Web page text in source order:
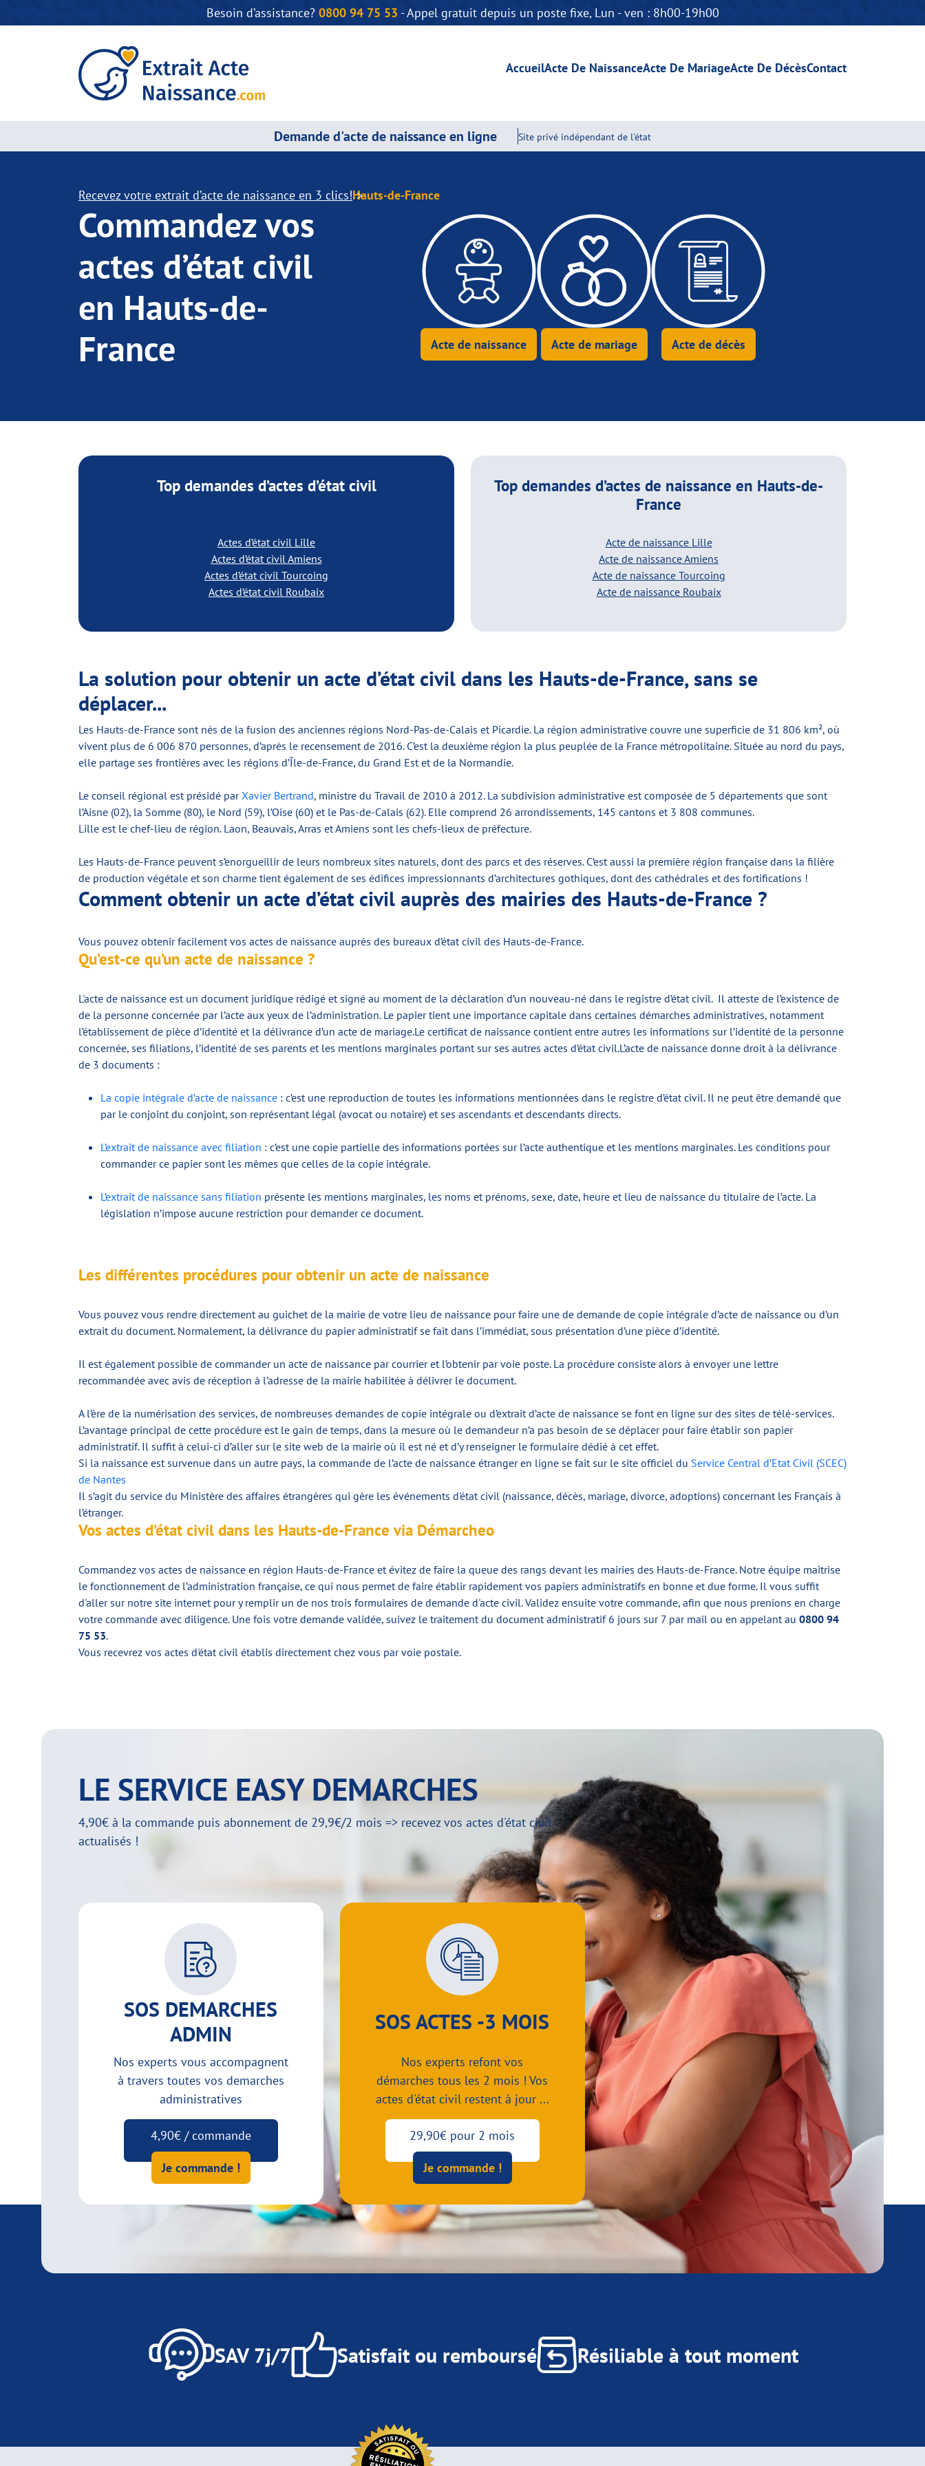
Besoin d’assistance? 0800 94 75 53 - Appel gratuit depuis un poste fixe, Lun - ven : 8h00-19h00
AccueilActe De NaissanceActe De MariageActe De DécèsContact
Demande d'acte de naissance en ligne Site privé indépendant de l'état
Recevez votre extrait d’acte de naissance en 3 clics!Hauts-de-France
Commandez vos
actes d’état civil
en Hauts-de-
France
Acte de naissance Acte de mariage Acte de décès
Top demandes d’actes d’état civil
Actes d’état civil Lille
Actes d’état civil Amiens
Actes d’état civil Tourcoing
Actes d’état civil Roubaix
Top demandes d’actes de naissance en Hauts-de-
France
Acte de naissance Lille
Acte de naissance Amiens
Acte de naissance Tourcoing
Acte de naissance Roubaix
La solution pour obtenir un acte d’état civil dans les Hauts-de-France, sans se
déplacer...
Les Hauts-de-France sont nés de la fusion des anciennes régions Nord-Pas-de-Calais et Picardie. La région administrative couvre une superficie de 31 806 km², où
vivent plus de 6 006 870 personnes, d’après le recensement de 2016. C’est la deuxième région la plus peuplée de la France métropolitaine. Située au nord du pays,
elle partage ses frontières avec les régions d’Île-de-France, du Grand Est et de la Normandie.
Le conseil régional est présidé parXavier Bertrand, ministre du Travail de 2010 à 2012. La subdivision administrative est composée de 5 départements que sont
l’Aisne (02), la Somme (80), le Nord (59), l’Oise (60) et le Pas-de-Calais (62). Elle comprend 26 arrondissements, 145 cantons et 3 808 communes.
Lille est le chef-lieu de région. Laon, Beauvais, Arras et Amiens sont les chefs-lieux de préfecture.
Les Hauts-de-France peuvent s’enorgueillir de leurs nombreux sites naturels, dont des parcs et des réserves. C’est aussi la première région française dans la filière
de production végétale et son charme tient également de ses édifices impressionnants d’architectures gothiques, dont des cathédrales et des fortifications !
Comment obtenir un acte d’état civil auprès des mairies des Hauts-de-France ?
Vous pouvez obtenir facilement vos actes de naissance auprès des bureaux d’état civil des Hauts-de-France.
Qu’est-ce qu’un acte de naissance ?
L'acte de naissance est un document juridique rédigé et signé au moment de la déclaration d’un nouveau-né dans le registre d’état civil. Il atteste de l’existence de
de la personne concernée par l’acte aux yeux de l’administration. Le papier tient une importance capitale dans certaines démarches administratives, notamment
l’établissement de pièce d’identité et la délivrance d’un acte de mariage.Le certificat de naissance contient entre autres les informations sur l’identité de la personne
concernée, ses filiations, l’identité de ses parents et les mentions marginales portant sur ses autres actes d’état civil.L’acte de naissance donne droit à la délivrance
de 3 documents :
La copie intégrale d’acte de naissance : c’est une reproduction de toutes les informations mentionnées dans le registre d’état civil. Il ne peut être demandé que
par le conjoint du conjoint, son représentant légal (avocat ou notaire) et ses ascendants et descendants directs.
L’extrait de naissance avec filiation : c’est une copie partielle des informations portées sur l’acte authentique et les mentions marginales. Les conditions pour
commander ce papier sont les mêmes que celles de la copie intégrale.
L’extrait de naissance sans filiation présente les mentions marginales, les noms et prénoms, sexe, date, heure et lieu de naissance du titulaire de l’acte. La
législation n’impose aucune restriction pour demander ce document.
Les différentes procédures pour obtenir un acte de naissance
Vous pouvez vous rendre directement au guichet de la mairie de votre lieu de naissance pour faire une de demande de copie intégrale d’acte de naissance ou d’un
extrait du document. Normalement, la délivrance du papier administratif se fait dans l’immédiat, sous présentation d’une pièce d’identité.
Il est également possible de commander un acte de naissance par courrier et l’obtenir par voie poste. La procédure consiste alors à envoyer une lettre
recommandée avec avis de réception à l’adresse de la mairie habilitée à délivrer le document.
A l’ère de la numérisation des services, de nombreuses demandes de copie intégrale ou d’extrait d’acte de naissance se font en ligne sur des sites de télé-services.
L’avantage principal de cette procédure est le gain de temps, dans la mesure où le demandeur n’a pas besoin de se déplacer pour faire établir son papier
administratif. Il suffit à celui-ci d’aller sur le site web de la mairie où il est né et d’y renseigner le formulaire dédié à cet effet.
Si la naissance est survenue dans un autre pays, la commande de l’acte de naissance étranger en ligne se fait sur le site officiel du Service Central d’Etat Civil (SCEC)
de Nantes
Il s’agit du service du Ministère des affaires étrangères qui gère les événements d'état civil (naissance, décès, mariage, divorce, adoptions) concernant les Français à
l’étranger.
Vos actes d’état civil dans les Hauts-de-France via Démarcheo
Commandez vos actes de naissance en région Hauts-de-France et évitez de faire la queue des rangs devant les mairies des Hauts-de-France. Notre équipe maîtrise
le fonctionnement de l’administration française, ce qui nous permet de faire établir rapidement vos papiers administratifs en bonne et due forme. Il vous suffit
d'aller sur notre site internet pour y remplir un de nos trois formulaires de demande d'acte civil. Validez ensuite votre commande, afin que nous prenions en charge
votre commande avec diligence. Une fois votre demande validée, suivez le traitement du document administratif 6 jours sur 7 par mail ou en appelant au 0800 94
75 53.
Vous recevrez vos actes d'état civil établis directement chez vous par voie postale.
LE SERVICE EASY DEMARCHES
4,90€ à la commande puis abonnement de 29,9€/2 mois => recevez vos actes d'état civil
actualisés !
SOS DEMARCHES
ADMIN
Nos experts vous accompagnent
à travers toutes vos demarches
administratives
4,90€ / commande
Je commande !
SOS ACTES -3 MOIS
Nos experts refont vos
démarches tous les 2 mois ! Vos
actes d'état civil restent à jour ...
29,90€ pour 2 mois
Je commande !
SAV 7j/7 Satisfait ou remboursé Résiliable à tout moment